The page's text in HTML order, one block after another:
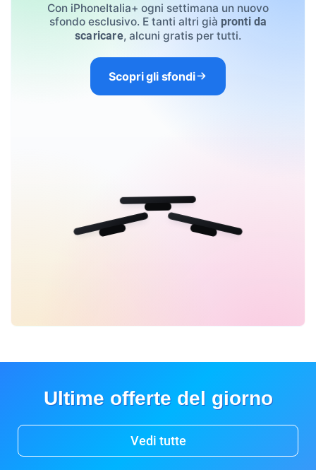
Con iPhoneItalia+ ogni settimana un nuovo
sfondo esclusivo. E tanti altri già pronti da
scaricare, alcuni gratis per tutti.
Scopri gli sfondi
Ultime offerte del giorno
Vedi tutte